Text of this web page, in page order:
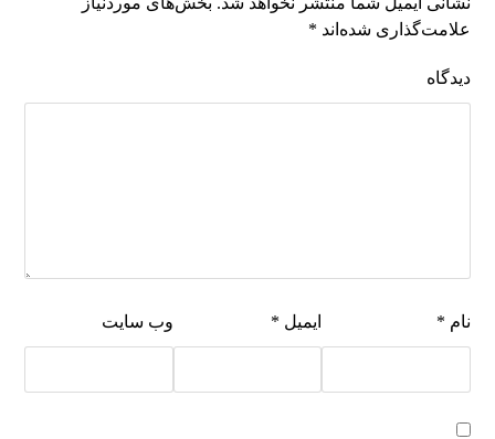
علامت‌گذاری شده‌اند *
دیدگاه
نام * ایمیل * وب‌ سایت